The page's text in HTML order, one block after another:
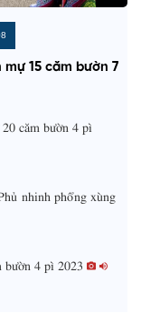
15 căm bườn 7
căm bườn 4 pì
nhinh phổng xùng
4 pì 2023